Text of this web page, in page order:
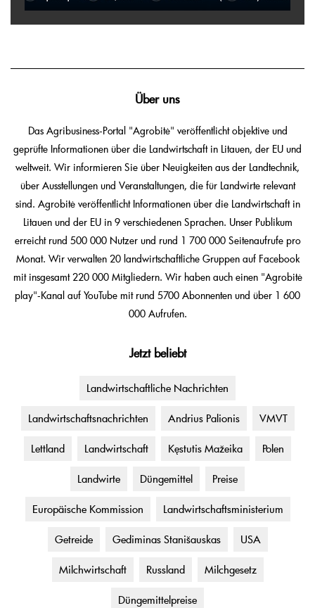
Über uns
Das Agribusiness-Portal "Agrobitė" veröffentlicht objektive und
geprüfte Informationen über die Landwirtschaft in Litauen, der EU und
weltweit. Wir informieren Sie über Neuigkeiten aus der Landtechnik,
über Ausstellungen und Veranstaltungen, die für Landwirte relevant
sind. Agrobitė veröffentlicht Informationen über die Landwirtschaft in
Litauen und der EU in 9 verschiedenen Sprachen. Unser Publikum
erreicht rund 500 000 Nutzer und rund 1 700 000 Seitenaufrufe pro
Monat. Wir verwalten 20 landwirtschaftliche Gruppen auf Facebook
mit insgesamt 220 000 Mitgliedern. Wir haben auch einen "Agrobitė
play"-Kanal auf YouTube mit rund 5700 Abonnenten und über 1 600
000 Aufrufen.
Jetzt beliebt
Landwirtschaftliche Nachrichten
Landwirtschaftsnachrichten Andrius Palionis VMVT
Lettland Landwirtschaft Kęstutis Mažeika Polen
Landwirte Düngemittel Preise
Europäische Kommission Landwirtschaftsministerium
Getreide Gediminas Stanišauskas USA
Milchwirtschaft Russland Milchgesetz
Düngemittelpreise